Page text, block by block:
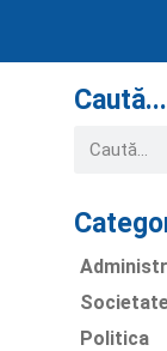
Caută...
Politica